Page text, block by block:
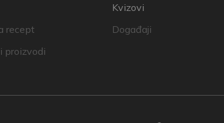
recept
proizvodi
Kvizovi
Događaji